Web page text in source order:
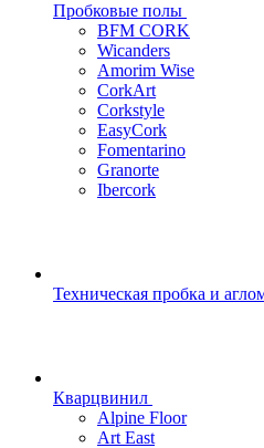
Пробковые полы
BFM CORK
Wicanders
Amorim Wise
CorkArt
Corkstyle
EasyCork
Fomentarino
Granorte
Ibercork
Техническая пробка и
Кварцвинил
Alpine Floor
Art East